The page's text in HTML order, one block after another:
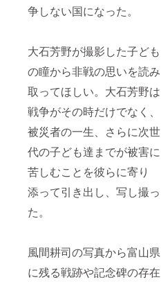
争しない国になった。
大石芳野が撮影した子ども
の瞳から非戦の思いを読み
取ってほしい。大石芳野は
戦争がその時だけでなく、
被災者の一生、さらに次世
代の子ども達までが被害に
苦しむことを彼らに寄り
添って引き出し、写し撮っ
た。
風間耕司の写真から富山県
に残る戦跡や記念碑の存在